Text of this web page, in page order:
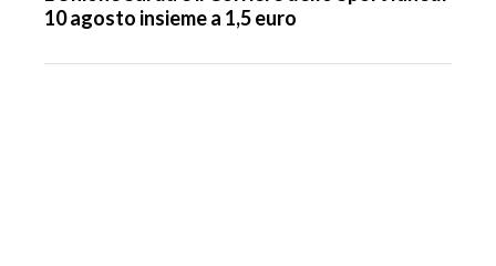
10 agosto insieme a 1,5 euro